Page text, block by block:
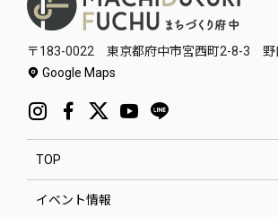
〒183-0022 東京都府中市宮西町2-8-3 野
Google Maps
TOP
イベント情報